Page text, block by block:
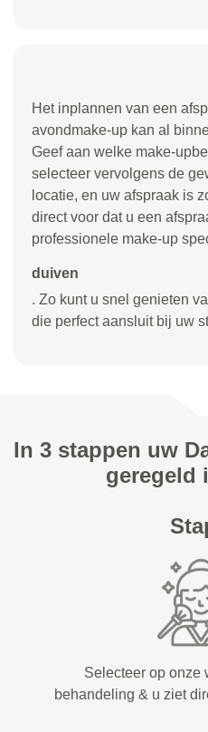
Het inplannen van een
avondmake-up kan al
Geef aan welke make-
selecteer vervolgens de
locatie, en uw afspraak is
direct voor dat u een
professionele make-up
duiven
. Zo kunt u snel genieten
die perfect aansluit bij uw
In 3 stappen uw
geregeld
Selecteer op onze
behandeling & u ziet